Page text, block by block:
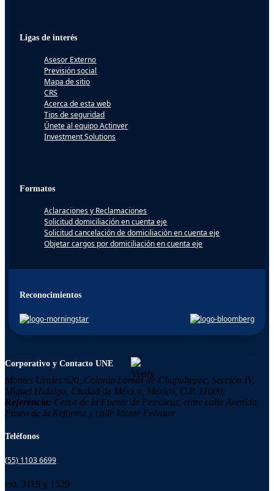
Ligas de interés
Asesor Externo
Previsión social
Mapa de sitio
CRS
Acerca de esta web
Tips de seguridad
Únete al equipo Actinver
Investment Solutions
Formatos
Aclaraciones y Reclamaciones
Solicitud domiciliación en cuenta eje
Solicitud cancelación de domiciliación en cuenta eje
Objetar cargos por domiciliación en cuenta eje
Reconocimientos
Corporativo y Contacto UNE
Montes Urales 620, Colonia Lomas de Chapultepec, Sección IV,
Miguel Hidalgo, Ciudad de México, México, C.P. 11000.
Referencia: Cerca de la Fuente de Petróleos, entre calle Avenida
Paseo de la Reforma y calle Monte Pelvoux
Teléfonos
(55) 1103 6699
ext. 3119 y 1529